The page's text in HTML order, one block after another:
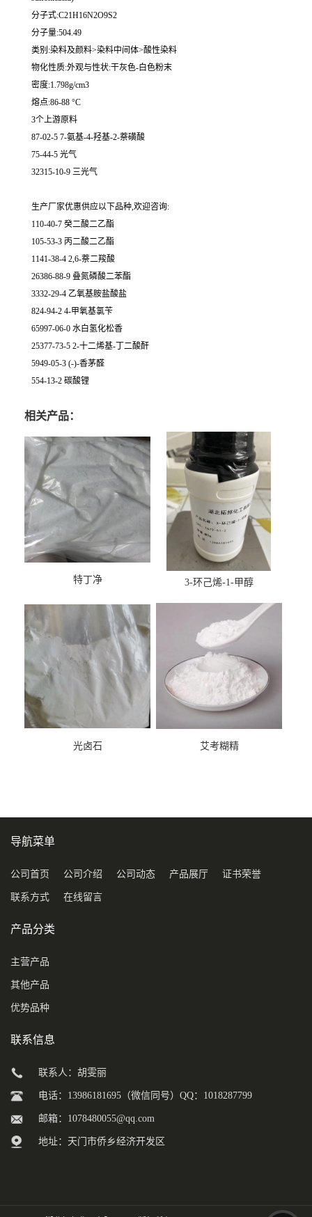
分子式:C21H16N2O9S2
分子量:504.49
类别:染料及颜料>染料中间体>酸性染料
物化性质:外观与性状:干灰色-白色粉末
密度:1.798g/cm3
熔点:86-88 °C
3个上游原料
87-02-5 7-氨基-4-羟基-2-萘磺酸
75-44-5 光气
32315-10-9 三光气
生产厂家优惠供应以下品种,欢迎咨询:
110-40-7 癸二酸二乙酯
105-53-3 丙二酸二乙酯
1141-38-4 2,6-萘二羧酸
26386-88-9 叠氮磷酸二苯酯
3332-29-4 乙氧基胺盐酸盐
824-94-2 4-甲氧基氯苄
65997-06-0 水白氢化松香
25377-73-5 2-十二烯基-丁二酸酐
5949-05-3 (-)-香茅醛
554-13-2 碳酸锂
相关产品：
特丁净 3-环己烯-1-甲醇
光卤石 艾考糊精
导航菜单
公司首页 公司介绍 公司动态 产品展厅 证书荣誉
联系方式 在线留言
产品分类
主营产品
其他产品
优势品种
联系信息
联系人：胡雯丽
电话：13986181695（微信同号）QQ：1018287799
邮箱： 1078480055@qq.com
地址：天门市侨乡经济开发区